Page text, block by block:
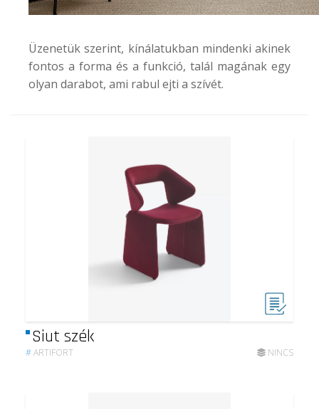
Üzenetük szerint, kínálatukban mindenki akinek
fontos a forma és a funkció, talál magának egy
olyan darabot, ami rabul ejti a szívét.
Siut szék
#ARTIFORT NINCS